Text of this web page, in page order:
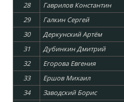
28
Гаврилов Константин
29
Галкин Сергей
30
Деркунский Артём
31
Дубинкин Дмитрий
32
Егорова Евгения
33
Ершов Михаил
34
Заводский Борис